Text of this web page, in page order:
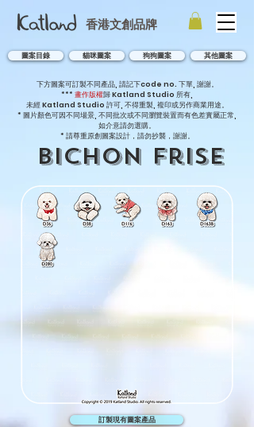
香港文創品牌
圖案目錄 貓咪圖案 狗狗圖案 其他圖案
下方圖案可訂製不同產品, 請記下code no. 下單, 謝謝。
*** 畫作版權歸 Katland Studio 所有,
未經 Katland Studio 許可, 不得重製, 複印或另作商業用途。
* 圖片顏色可因不同場景, 不同批次或不同瀏覽裝置而有色差實屬正常,
如介意請勿選購。
* 請尊重原創圖案設計，請勿抄襲，謝謝。
Bichon Frise
訂製現有圖案產品